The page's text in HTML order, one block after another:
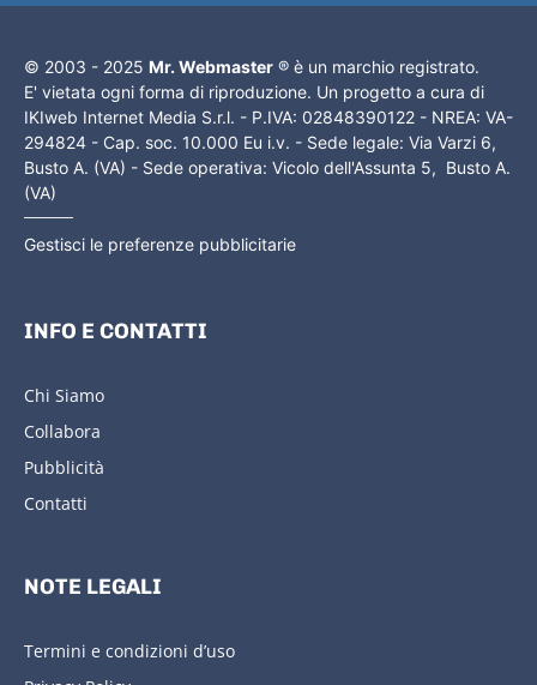
© 2003 - 2025 Mr. Webmaster ® è un marchio registrato.
E' vietata ogni forma di riproduzione. Un progetto a cura di
IKIweb Internet Media S.r.l. - P.IVA: 02848390122 - NREA: VA-
294824 - Cap. soc. 10.000 Eu i.v. - Sede legale: Via Varzi 6,
Busto A. (VA) - Sede operativa: Vicolo dell'Assunta 5, Busto A.
(VA)
Gestisci le preferenze pubblicitarie
INFO E CONTATTI
Chi Siamo
Collabora
Pubblicità
Contatti
NOTE LEGALI
Termini e condizioni d’uso